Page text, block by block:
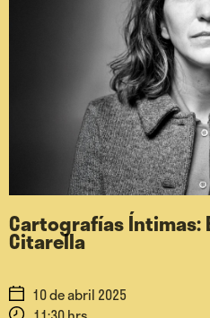
Cartografías Íntimas:
Citarella
10 de abril 2025